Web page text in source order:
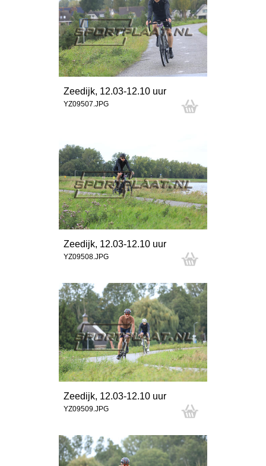
Zeedijk, 12.03-12.10 uur
YZ09507.JPG
Zeedijk, 12.03-12.10 uur
YZ09508.JPG
Zeedijk, 12.03-12.10 uur
YZ09509.JPG